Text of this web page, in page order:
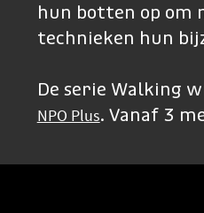
hun botten op om
technieken hun
De serie Walking
NPO Plus. Vanaf 3